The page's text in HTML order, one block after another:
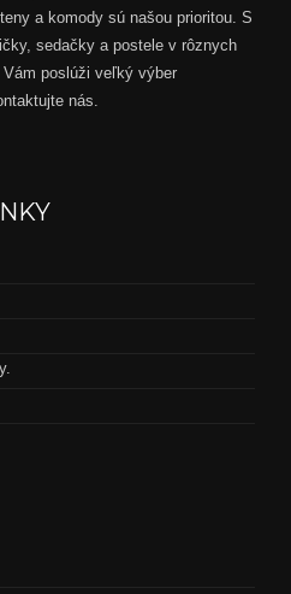
a komody sú našou prioritou. S
sedačky a postele v rôznych
poslúži veľký výber
nás.